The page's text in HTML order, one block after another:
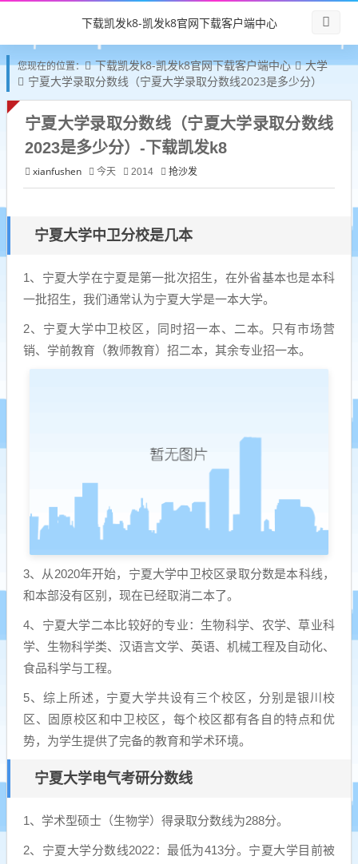
下载凯发k8-凯发k8官网下载客户端中心
您现在的位置： 下载凯发k8-凯发k8官网下载客户端中心
大学
宁夏大学录取分数线（宁夏大学录取分数线2023是多少分）
宁夏大学录取分数线（宁夏大学录取分数线
2023是多少分）-下载凯发k8
xianfushen 今天 2014 抢沙发
宁夏大学中卫分校是几本
1、宁夏大学在宁夏是第一批次招生，在外省基本也是本科
一批招生，我们通常认为宁夏大学是一本大学。
2、宁夏大学中卫校区，同时招一本、二本。只有市场营
销、学前教育（教师教育）招二本，其余专业招一本。
3、从2020年开始，宁夏大学中卫校区录取分数是本科线，
和本部没有区别，现在已经取消二本了。
4、宁夏大学二本比较好的专业：生物科学、农学、草业科
学、生物科学类、汉语言文学、英语、机械工程及自动化、
食品科学与工程。
5、综上所述，宁夏大学共设有三个校区，分别是银川校
区、固原校区和中卫校区，每个校区都有各自的特点和优
势，为学生提供了完备的教育和学术环境。
宁夏大学电气考研分数线
1、学术型硕士（生物学）得录取分数线为288分。
2、宁夏大学分数线2022：最低为413分。宁夏大学目前被